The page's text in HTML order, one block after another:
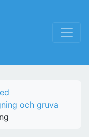
och gruva